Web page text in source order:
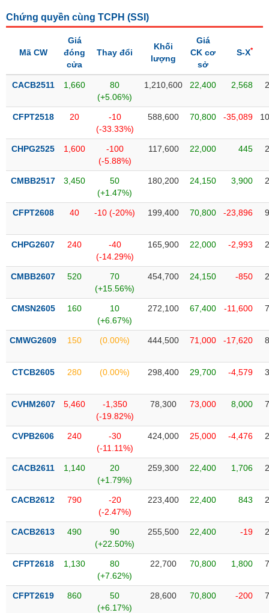
Chứng quyền cùng TCPH (SSI )
Mã CW
Giá
đóng
cửa
Thay đổi
Khối
lượng
Giá
CK cơ
sở
S-X*
CACB2511 1,660
80
(+5.06%)
1,210,600 22,400 2,568
CFPT2518 20
-10
(-33.33%)
588,600 70,800 -35,089
CHPG2525 1,600
-100
(-5.88%)
117,600 22,000 445
CMBB2517 3,450
50
(+1.47%)
180,200 24,150 3,900
CFPT2608 40 -10 (-20%) 199,400 70,800 -23,896
CHPG2607 240
-40
(-14.29%)
165,900 22,000 -2,993
CMBB2607 520
70
(+15.56%)
454,700 24,150 -850
CMSN2605 160
10
(+6.67%)
272,100 67,400 -11,600
CMWG2609 150 (0.00%) 444,500 71,000 -17,620
CTCB2605 280 (0.00%) 298,400 29,700 -4,579
CVHM2607 5,460
-1,350
(-19.82%)
78,300 73,000 8,000
CVPB2606 240
-30
(-11.11%)
424,000 25,000 -4,476
CACB2611 1,140
20
(+1.79%)
259,300 22,400 1,706
CACB2612 790
-20
(-2.47%)
223,400 22,400 843
CACB2613 490
90
(+22.50%)
255,500 22,400 -19
CFPT2618 1,130
80
(+7.62%)
22,700 70,800 1,800
CFPT2619 860
50
(+6.17%)
28,600 70,800 -200
SỨC
KHỎE
TÀI
TIN
VỤ
THÔNG
TIỆN
ÍCH
BẤT
SẢN
Mã
chứng
(-)
Cổ phiếu Chỉ số
đạo
(-)